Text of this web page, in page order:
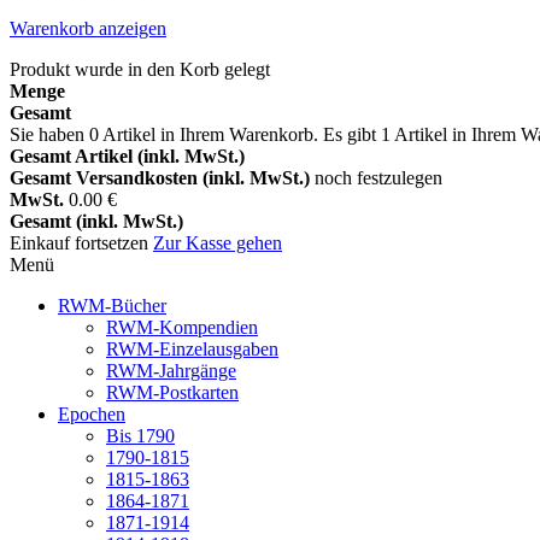
Warenkorb anzeigen
Produkt wurde in den Korb gelegt
Menge
Gesamt
Sie haben 0 Artikel in Ihrem Warenkorb. Es gibt 1 Artikel in Ihrem
Gesamt Artikel (inkl. MwSt.)
Gesamt Versandkosten (inkl. MwSt.) noch festzulegen
MwSt. 0.00 €
Gesamt (inkl. MwSt.)
Einkauf fortsetzen Zur Kasse gehen
Menü
RWM-Bücher
RWM-Kompendien
RWM-Einzelausgaben
RWM-Jahrgänge
RWM-Postkarten
Epochen
Bis 1790
1790-1815
1815-1863
1864-1871
1871-1914